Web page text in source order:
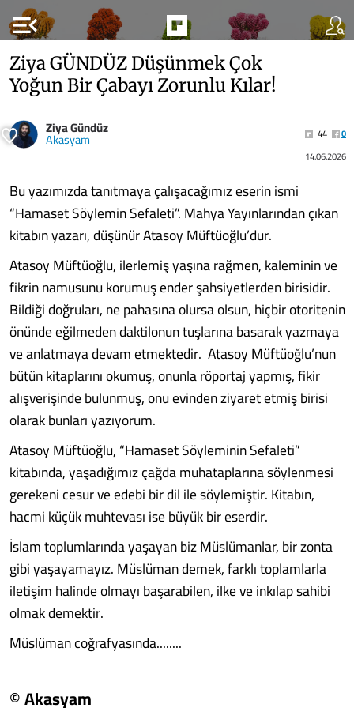
menu_open
Ziya GÜNDÜZ Düşünmek Çok
Yoğun Bir Çabayı Zorunlu Kılar!
Ziya Gündüz
Akasyam 44
0
14.06.2026
Bu yazımızda tanıtmaya çalışacağımız eserin ismi
“Hamaset Söylemin Sefaleti”. Mahya Yayınlarından çıkan
kitabın yazarı, düşünür Atasoy Müftüoğlu’dur.
Atasoy Müftüoğlu, ilerlemiş yaşına rağmen, kaleminin ve
fikrin namusunu korumuş ender şahsiyetlerden birisidir.
Bildiği doğruları, ne pahasına olursa olsun, hiçbir otoritenin
önünde eğilmeden daktilonun tuşlarına basarak yazmaya
ve anlatmaya devam etmektedir. Atasoy Müftüoğlu’nun
bütün kitaplarını okumuş, onunla röportaj yapmış, fikir
alışverişinde bulunmuş, onu evinden ziyaret etmiş birisi
olarak bunları yazıyorum.
Atasoy Müftüoğlu, “Hamaset Söyleminin Sefaleti”
kitabında, yaşadığımız çağda muhataplarına söylenmesi
gerekeni cesur ve edebi bir dil ile söylemiştir. Kitabın,
hacmi küçük muhtevası ise büyük bir eserdir.
İslam toplumlarında yaşayan biz Müslümanlar, bir zonta
gibi yaşayamayız. Müslüman demek, farklı toplamlarla
iletişim halinde olmayı başarabilen, ilke ve inkılap sahibi
olmak demektir.
Müslüman coğrafyasında........
© Akasyam